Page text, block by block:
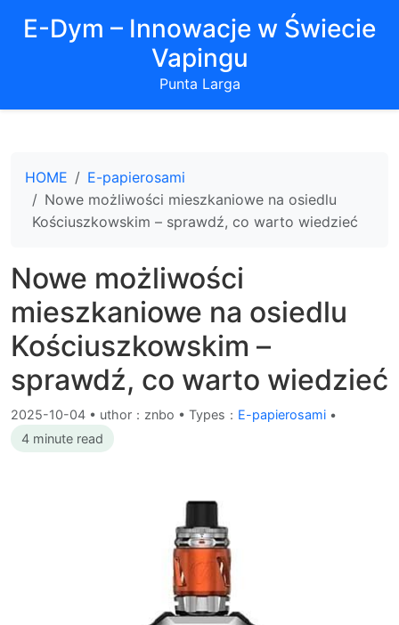
E-Dym – Innowacje w Świecie
Vapingu
Punta Larga
HOME
E-papierosami
Nowe możliwości mieszkaniowe na osiedlu
Kościuszkowskim – sprawdź, co warto wiedzieć
Nowe możliwości
mieszkaniowe na osiedlu
Kościuszkowskim –
sprawdź, co warto wiedzieć
2025-10-04 • uthor：znbo • Types： E-papierosami •
4 minute read